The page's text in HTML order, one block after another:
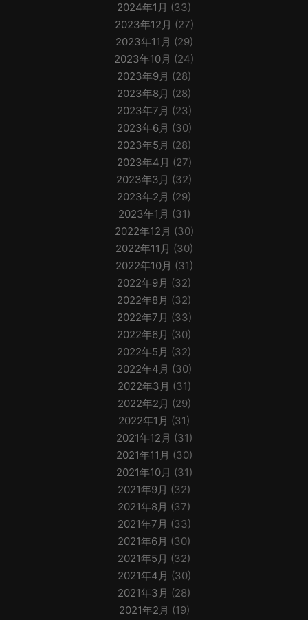
2024年1月 (33)
2023年12月 (27)
2023年11月 (29)
2023年10月 (24)
2023年9月 (28)
2023年8月 (28)
2023年7月 (23)
2023年6月 (30)
2023年5月 (28)
2023年4月 (27)
2023年3月 (32)
2023年2月 (29)
2023年1月 (31)
2022年12月 (30)
2022年11月 (30)
2022年10月 (31)
2022年9月 (32)
2022年8月 (32)
2022年7月 (33)
2022年6月 (30)
2022年5月 (32)
2022年4月 (30)
2022年3月 (31)
2022年2月 (29)
2022年1月 (31)
2021年12月 (31)
2021年11月 (30)
2021年10月 (31)
2021年9月 (32)
2021年8月 (37)
2021年7月 (33)
2021年6月 (30)
2021年5月 (32)
2021年4月 (30)
2021年3月 (28)
2021年2月 (19)